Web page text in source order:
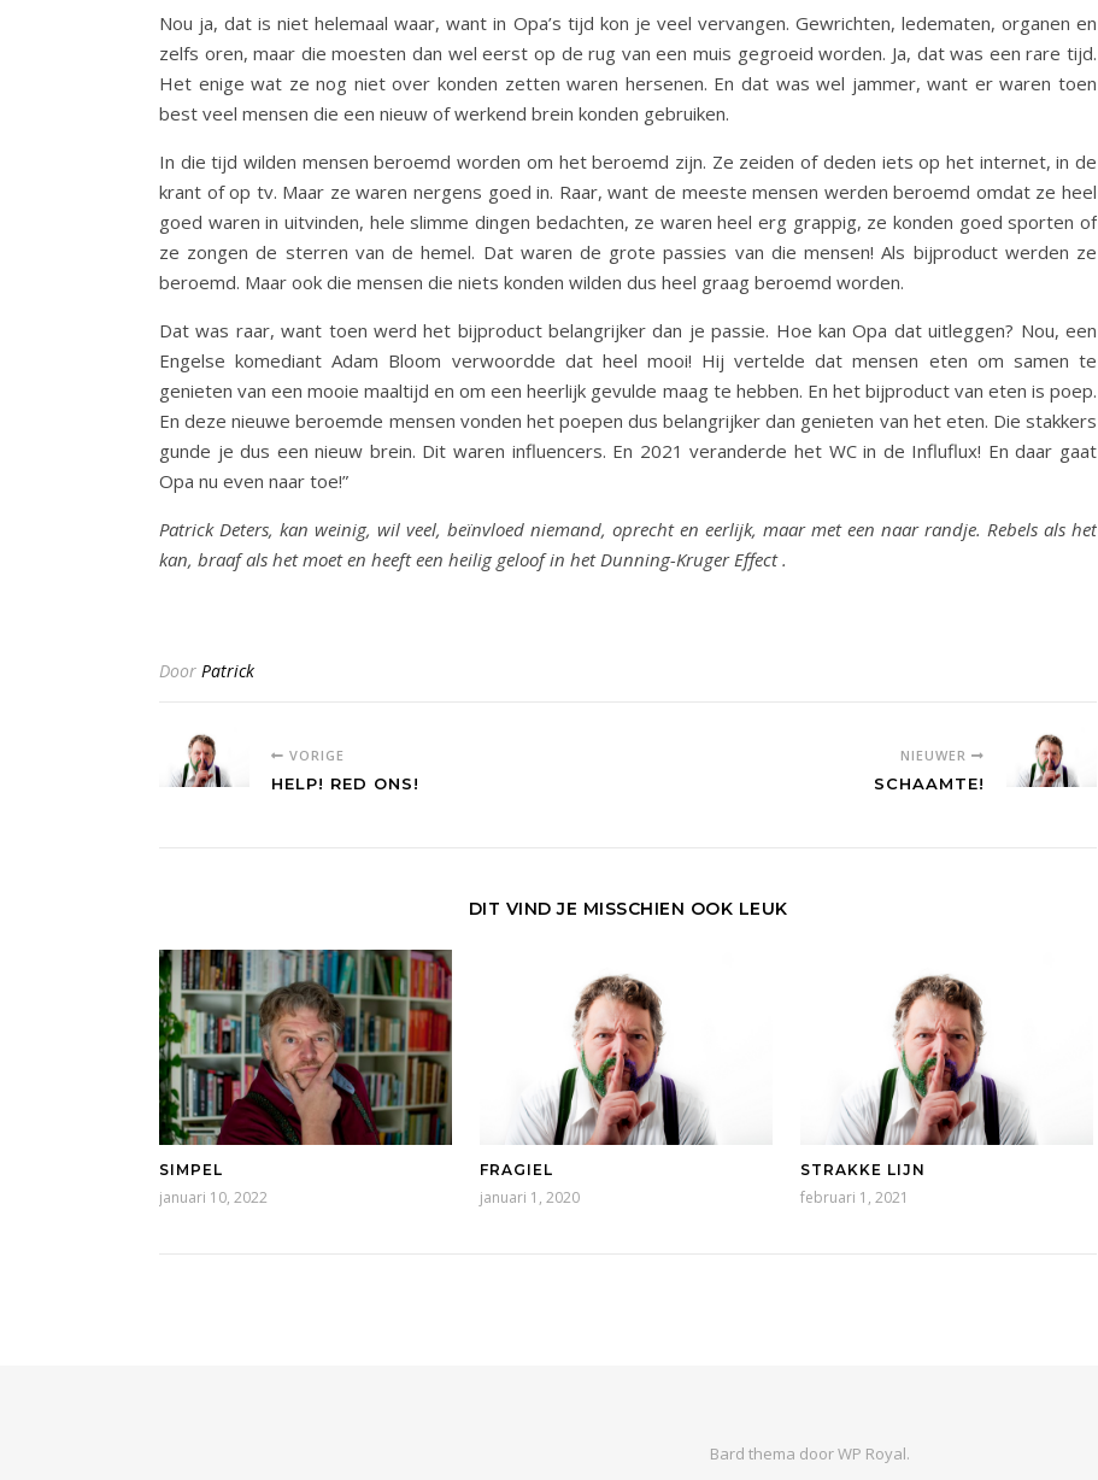
Nou ja, dat is niet helemaal waar, want in Opa’s tijd kon je veel vervangen. Gewrichten, ledematen, organen en
zelfs oren, maar die moesten dan wel eerst op de rug van een muis gegroeid worden. Ja, dat was een rare tijd.
Het enige wat ze nog niet over konden zetten waren hersenen. En dat was wel jammer, want er waren toen
best veel mensen die een nieuw of werkend brein konden gebruiken.
In die tijd wilden mensen beroemd worden om het beroemd zijn. Ze zeiden of deden iets op het internet, in de
krant of op tv. Maar ze waren nergens goed in. Raar, want de meeste mensen werden beroemd omdat ze heel
goed waren in uitvinden, hele slimme dingen bedachten, ze waren heel erg grappig, ze konden goed sporten of
ze zongen de sterren van de hemel. Dat waren de grote passies van die mensen! Als bijproduct werden ze
beroemd. Maar ook die mensen die niets konden wilden dus heel graag beroemd worden.
Dat was raar, want toen werd het bijproduct belangrijker dan je passie. Hoe kan Opa dat uitleggen? Nou, een
Engelse komediant Adam Bloom verwoordde dat heel mooi! Hij vertelde dat mensen eten om samen te
genieten van een mooie maaltijd en om een heerlijk gevulde maag te hebben. En het bijproduct van eten is poep.
En deze nieuwe beroemde mensen vonden het poepen dus belangrijker dan genieten van het eten. Die stakkers
gunde je dus een nieuw brein. Dit waren influencers. En 2021 veranderde het WC in de Influflux! En daar gaat
Opa nu even naar toe!”
Patrick Deters, kan weinig, wil veel, beïnvloed niemand, oprecht en eerlijk, maar met een naar randje. Rebels als het
kan, braaf als het moet en heeft een heilig geloof in het Dunning-Kruger Effect .
Door Patrick
VORIGE
HELP! RED ONS!
NIEUWER
SCHAAMTE!
DIT VIND JE MISSCHIEN OOK LEUK
SIMPEL
januari 10, 2022
FRAGIEL
januari 1, 2020
STRAKKE LIJN
februari 1, 2021
Bard thema doorWP Royal.